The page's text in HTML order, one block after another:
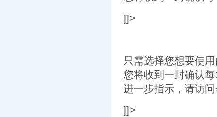
]]>
只需选择您想要使
您将收到一封确认
进一步指示，请访
]]>